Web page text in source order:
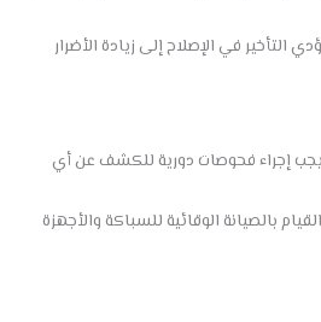
التأخير في الإصلاح إلى زيادة الأضرار
يجب إجراء فحوصات دورية للكشف عن أي
بالصيانة الوقائية للسباكة والأجهزة